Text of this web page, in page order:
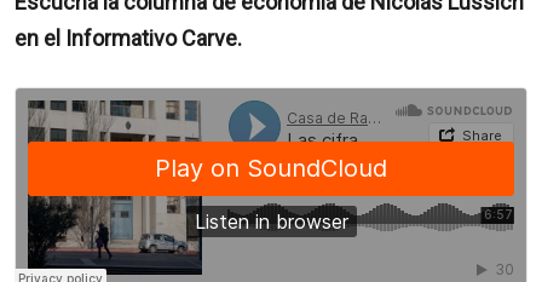
en el Informativo Carve.